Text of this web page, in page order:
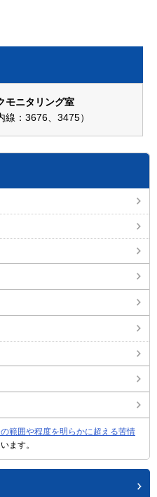
モニタリング室
：3676、3475）
の範囲や程度を明らかに超える苦情
ます。